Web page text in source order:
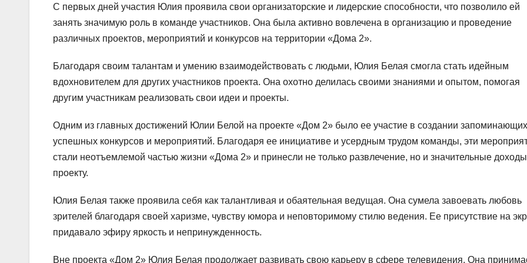
С первых дней участия Юлия проявила свои организаторские и лидерские способности, что позволило ей
занять значимую роль в команде участников. Она была активно вовлечена в организацию и проведение
различных проектов, мероприятий и конкурсов на территории «Дома 2».
Благодаря своим талантам и умению взаимодействовать с людьми, Юлия Белая смогла стать идейным
вдохновителем для других участников проекта. Она охотно делилась своими знаниями и опытом, помогая
другим участникам реализовать свои идеи и проекты.
Одним из главных достижений Юлии Белой на проекте «Дом 2» было ее участие в создании
успешных конкурсов и мероприятий. Благодаря ее инициативе и усердным трудом команды, эти
стали неотъемлемой частью жизни «Дома 2» и принесли не только развлечение, но и значительные доходы
проекту.
Юлия Белая также проявила себя как талантливая и обаятельная ведущая. Она сумела завоевать любовь
зрителей благодаря своей харизме, чувству юмора и неповторимому стилю ведения. Ее присутствие на
придавало эфиру яркость и непринужденность.
Вне проекта «Дом 2» Юлия Белая продолжает развивать свою карьеру в сфере телевидения. Она